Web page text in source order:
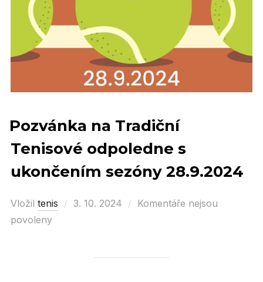
Pozvánka na Tradiční
Tenisové odpoledne s
ukončením sezóny 28.9.2024
Vložil tenis
Posted
3. 10. 2024
Komentáře nejsou
povoleny